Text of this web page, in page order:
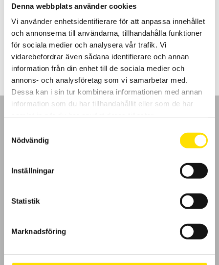
Denna webbplats använder cookies
Vi använder enhetsidentifierare för att anpassa innehållet
och annonserna till användarna, tillhandahålla funktioner
för sociala medier och analysera vår trafik. Vi
vidarebefordrar även sådana identifierare och annan
information från din enhet till de sociala medier och
annons- och analysföretag som vi samarbetar med.
Dessa kan i sin tur kombinera informationen med annan
information som du har tillhandahållit eller som de har
Nödvändig
Inställningar
Statistik
Marknadsföring
SAUTER TI manuellt provställ
Manuellt hårdhetsprovställ Sauter är en robust och mycket prisvärt
manuellt provställ för Kern hårdhetsmätare.
3,300.00 kr –4,300.00krPrisintervall:
3,300.00 kr
till
4,300.00 kr
LÄS MER